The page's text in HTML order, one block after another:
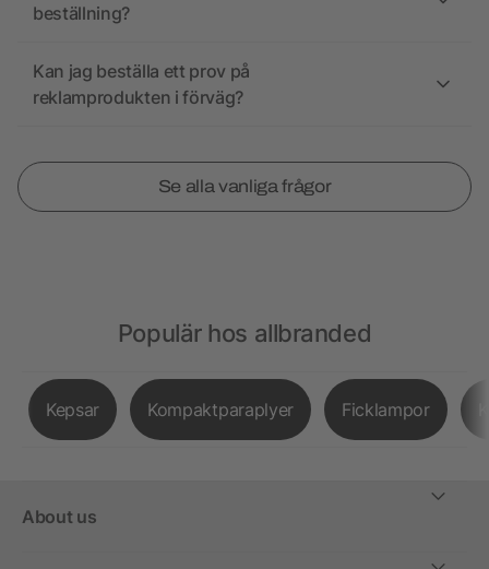
beställning?
Kan jag beställa ett prov på
reklamprodukten i förväg?
Se alla vanliga frågor
Populär hos allbranded
Kepsar Kompaktparaplyer Ficklampor
About us